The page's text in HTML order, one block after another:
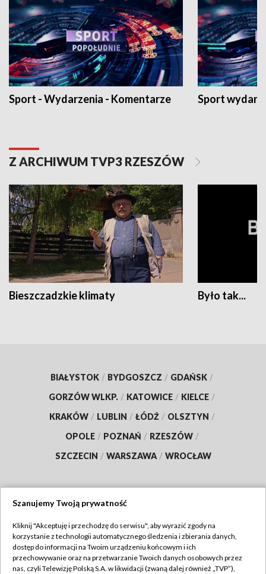
Sport - Wydarzenia - Komentarze Sport
Z ARCHIWUM TVP3 RZESZÓW
Bieszczadzkie klimaty Było tak...
BIAŁYSTOK / BYDGOSZCZ / GDAŃSK /
GORZÓW WLKP. / KATOWICE / KIELCE /
KRAKÓW / LUBLIN / ŁÓDŹ / OLSZTYN /
OPOLE / POZNAŃ / RZESZÓW /
SZCZECIN / WARSZAWA / WROCŁAW
TVP
Abonament TVP
Regulamin TVP
Szanujemy Twoją prywatność
Kliknij "Akceptuję i przechodzę do serwisu", aby wyrazić zgody na
korzystanie z technologii automatycznego śledzenia i zbierania danych,
dostęp do informacji na Twoim urządzeniu końcowym i ich
przechowywanie oraz na przetwarzanie Twoich danych osobowych przez
nas, czyli Telewizję Polską S.A. w likwidacji (zwaną dalej również „TVP”),